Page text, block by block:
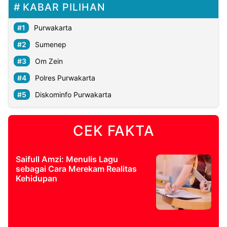
KABAR PILIHAN
Purwakarta
Sumenep
Om Zein
Polres Purwakarta
Diskominfo Purwakarta
CEK FAKTA
Saifull Amzi: Menulis Lagu
sebagai Cara Merekam Realitas
Kehidupan